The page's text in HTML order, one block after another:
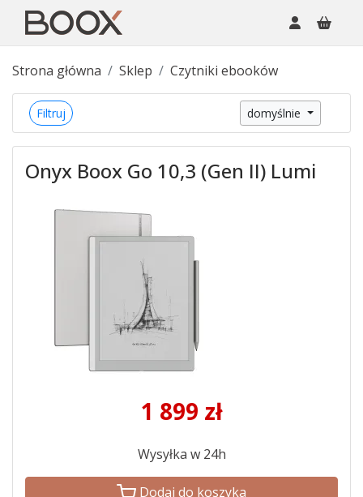
Strona główna Sklep Czytniki ebooków
Filtruj domyślnie
Onyx Boox Go 10,3 (Gen II) Lumi
1 899 zł
Wysyłka w 24h
Dodaj do koszyka